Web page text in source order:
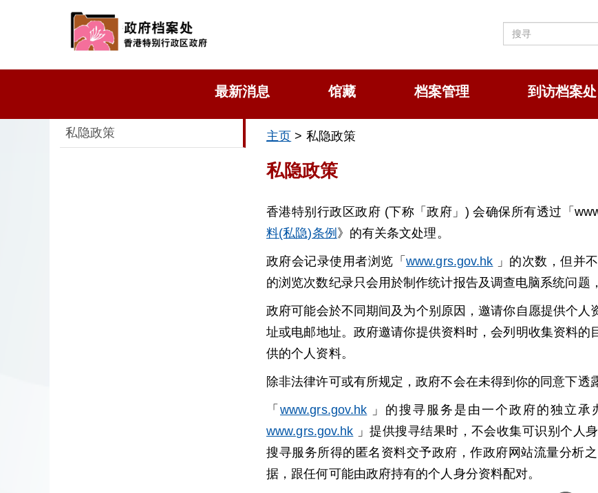
最新消息 馆藏 档案管理 到访档案处
私隐政策 主页 > 私隐政策
私隐政策
香港特别行政区政府 (下称「政府」) 会确保所有透过「
料(私隐)条例 》的有关条文处理。
政府会记录使用者浏览「www.grs.gov.hk 」的次数，但并
的浏览次数纪录只会用於制作统计报告及调查电脑系统问题
政府可能会於不同期间及为个别原因，邀请你自愿提供个
址或电邮地址。政府邀请你提供资料时，会列明收集资料
供的个人资料。
除非法律许可或有所规定，政府不会在未得到你的同意下透
「 www.grs.gov.hk 」的搜寻服务是由一个政府的独立承
www.grs.gov.hk 」提供搜寻结果时，不会收集可识别个人
搜寻服务所得的匿名资料交予政府，作政府网站流量分析
据，跟任何可能由政府持有的个人身分资料配对。